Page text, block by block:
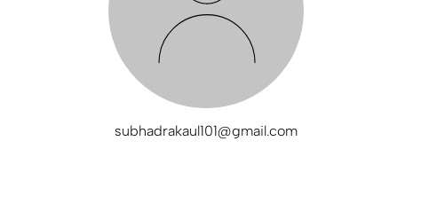
subhadrakaul101@gmail.com